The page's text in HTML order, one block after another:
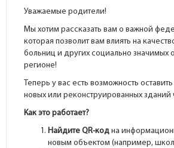
Уважаемые родители!
Мы хотим рассказать вам о важной
которая позволит вам влиять на
больниц и других социально значимых
регионе!
Теперь у вас есть возможность
новых или реконструированных зданий
Как это работает?
Найдите QR-код на
новым объектом (например,